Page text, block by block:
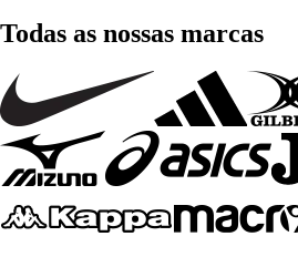
Todas as nossas marcas